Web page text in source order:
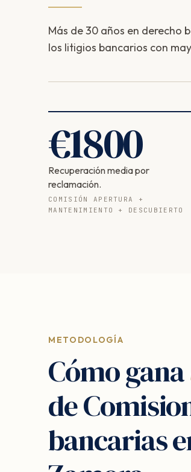
Más de 30 años en derecho
los litigios bancarios con
€1800
Recuperación media por
reclamación.
COMISIÓN APERTURA +
MANTENIMIENTO + DESCUBIERTO
METODOLOGÍA
Cómo gana
de
bancarias